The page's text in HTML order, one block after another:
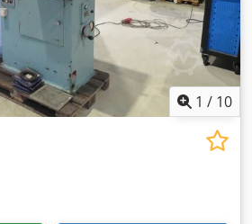
1 / 10